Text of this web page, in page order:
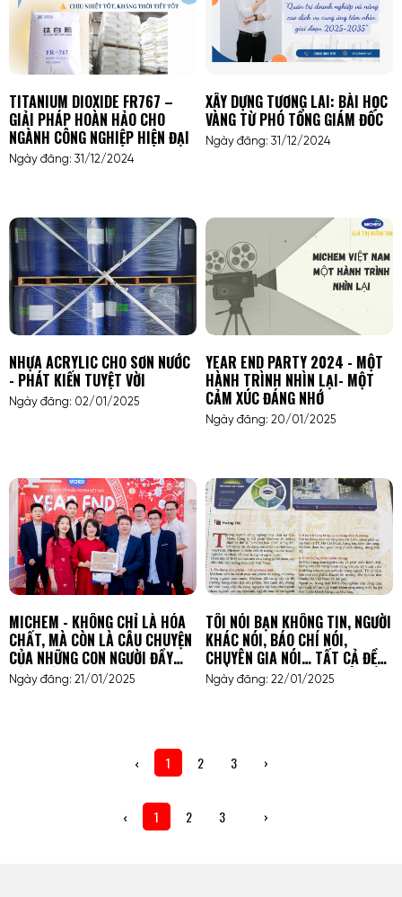
TITANIUM DIOXIDE FR767 –
GIẢI PHÁP HOÀN HẢO CHO
NGÀNH CÔNG NGHIỆP HIỆN ĐẠI
Ngày đăng: 31/12/2024
XÂY DỰNG TƯƠNG LAI: BÀI HỌC
VÀNG TỪ PHÓ TỔNG GIÁM ĐỐC
Ngày đăng: 31/12/2024
NHỰA ACRYLIC CHO SƠN NƯỚC
- PHÁT KIẾN TUYỆT VỜI
Ngày đăng: 02/01/2025
YEAR END PARTY 2024 - MỘT
HÀNH TRÌNH NHÌN LẠI- MỘT
CẢM XÚC ĐÁNG NHỚ
Ngày đăng: 20/01/2025
MICHEM - KHÔNG CHỈ LÀ HÓA
CHẤT, MÀ CÒN LÀ CÂU CHUYỆN
CỦA NHỮNG CON NGƯỜI ĐẦY
CẢM HỨNG
Ngày đăng: 21/01/2025
TÔI NÓI BẠN KHÔNG TIN, NGƯỜI
KHÁC NÓI, BÁO CHÍ NÓI,
CHUYÊN GIA NÓI… TẤT CẢ ĐỀU
KHẲNG ĐỊNH: MICHEM LÀ ĐỐI
Ngày đăng: 22/01/2025
‹ 1 2 3 ›
‹ 1 2 3 ›